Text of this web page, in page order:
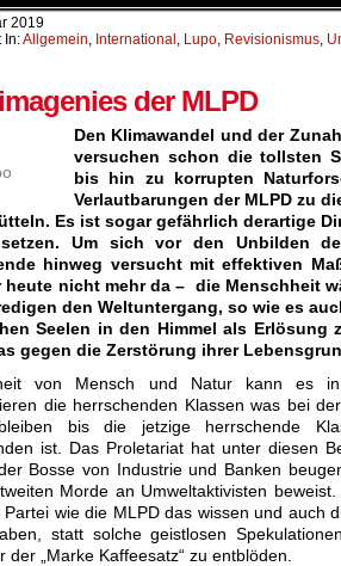
2019
In:Allgemein International Lupo Revisionismus
der MLPD
Den Klimawandel und der
versuchen schon die tollsten
bis hin zu korrupten
Verlautbarungen der MLPD zu
Es ist sogar gefährlich derartige
Um sich vor den Unbilden
hinweg versucht mit effektiven
heute nicht mehr da – die Menschheit
den Weltuntergang, so wie es
Seelen in den Himmel als
gegen die Zerstörung ihrer
von Mensch und Natur kann es in
die herrschenden Klassen was bei
bis die jetzige herrschende
ist. Das Proletariat hat unter diesen
Bosse von Industrie und Banken
Morde an Umweltaktivisten
wie die MLPD das wissen und auch
statt solche geistlosen
der „Marke Kaffeesatz“ zu entblöden.